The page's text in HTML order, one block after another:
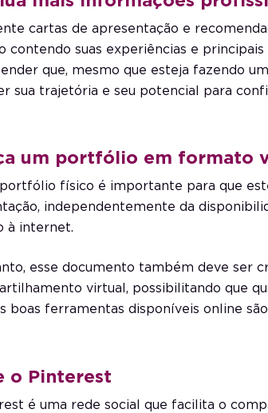
cartas de apresentação e
contendo suas experiências e
que, mesmo que esteja fazendo
sua trajetória e seu potencial para
um portfólio em formato
físico é importante para que
independentemente da
à internet.
esse documento também deve ser
virtual, possibilitando que
boas ferramentas disponíveis online
o Pinterest
é uma rede social que facilita o